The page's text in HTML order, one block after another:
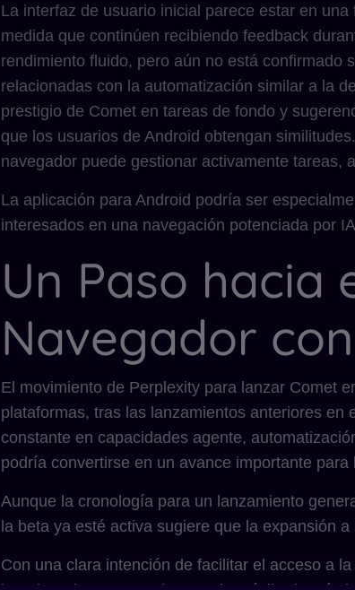
La interfaz de usuario inicial parece estar en
medida que continúen recibiendo feedback
rendimiento fluido, pero aún no está confirmado
relacionadas con la automatización similar a la
prestigio de Comet en tareas de fondo y
que los usuarios de Android obtengan
navegador puede gestionar activamente tareas,
La aplicación para Android podría ser
interesados en una navegación potenciada por
Un Paso hacia
Navegador
El movimiento de Perplexity para lanzar Comet
plataformas, tras las lanzamientos anteriores
constante en capacidades agente,
podría convertirse en un avance importante
Aunque la cronología para un lanzamiento
la beta ya esté activa sugiere que la expansión
Con una clara intención de facilitar el acceso a